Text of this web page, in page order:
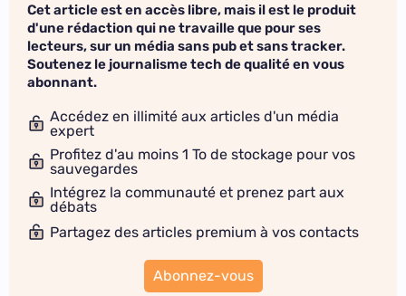
Cet article est en accès libre, mais il est le produit
d'une rédaction qui ne travaille que pour ses
lecteurs, sur un média sans pub et sans tracker.
Soutenez le journalisme tech de qualité en vous
abonnant.
Accédez en illimité aux articles d'un média
expert
Profitez d'au moins 1 To de stockage pour vos
sauvegardes
Intégrez la communauté et prenez part aux
débats
Partagez des articles premium à vos contacts
Abonnez-vous